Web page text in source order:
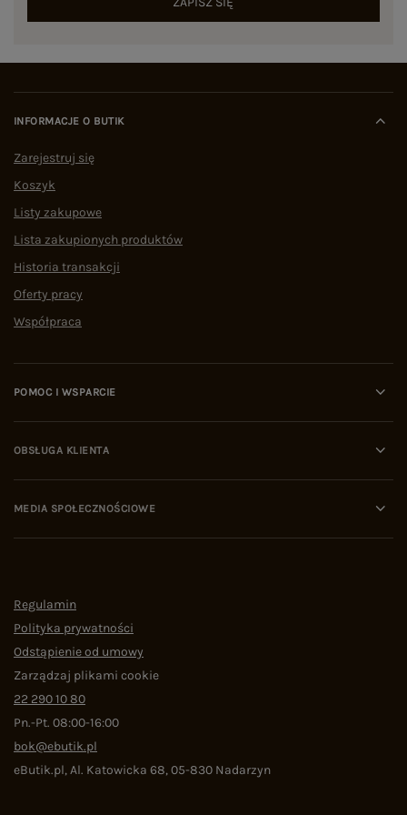
INFORMACJE O BUTIK
Zarejestruj się
Koszyk
Listy zakupowe
Lista zakupionych produktów
Historia transakcji
Oferty pracy
Współpraca
POMOC I WSPARCIE
OBSŁUGA KLIENTA
MEDIA SPOŁECZNOŚCIOWE
Regulamin
Polityka prywatności
Odstąpienie od umowy
Zarządzaj plikami cookie
22 290 10 80
Pn.-Pt. 08:00-16:00
bok@ebutik.pl
eButik.pl,Al. Katowicka 68,05-830 Nadarzyn